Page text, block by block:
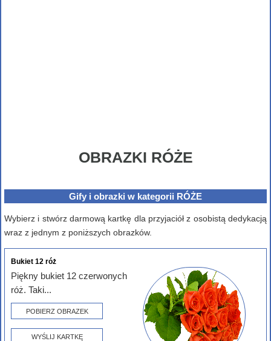
OBRAZKI RÓŻE
Gify i obrazki w kategorii RÓŻE
Wybierz i stwórz darmową kartkę dla przyjaciół z osobistą dedykacją
wraz z jednym z poniższych obrazków.
Bukiet 12 róż
Piękny bukiet 12 czerwonych
róż. Taki...
POBIERZ OBRAZEK
WYŚLIJ KARTKĘ